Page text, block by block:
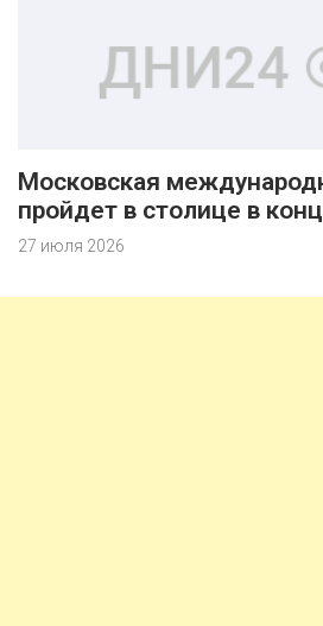
Московская
пройдет в столице в
27 июля 2026